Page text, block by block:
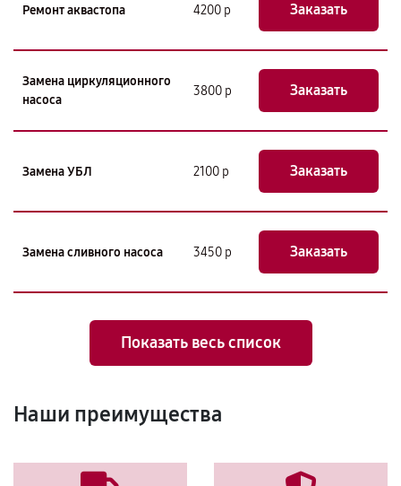
Ремонт аквастопа 4200 р Заказать
Замена циркуляционного
насоса
3800 р Заказать
Замена УБЛ 2100 р Заказать
Замена сливного насоса 3450 р Заказать
Показать весь список
Наши преимущества